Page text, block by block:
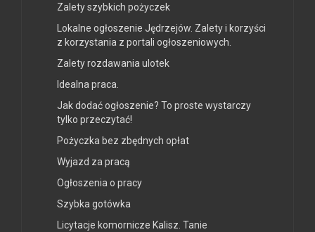
Zalety szybkich pożyczek
Lokalne ogłoszenie Jędrzejów. Zalety i korzyści
z korzystania z portali ogłoszeniowych.
Zalety rozdawania ulotek
Idealna praca.
Jak dodać ogłoszenie? To proste wystarczy
tylko przeczytać!
Pożyczka bez zbędnych opłat
Wyjazd za pracą
Ogłoszenia o pracy
Szybka gotówka
Licytacje komornicze Kalisz. Tanie